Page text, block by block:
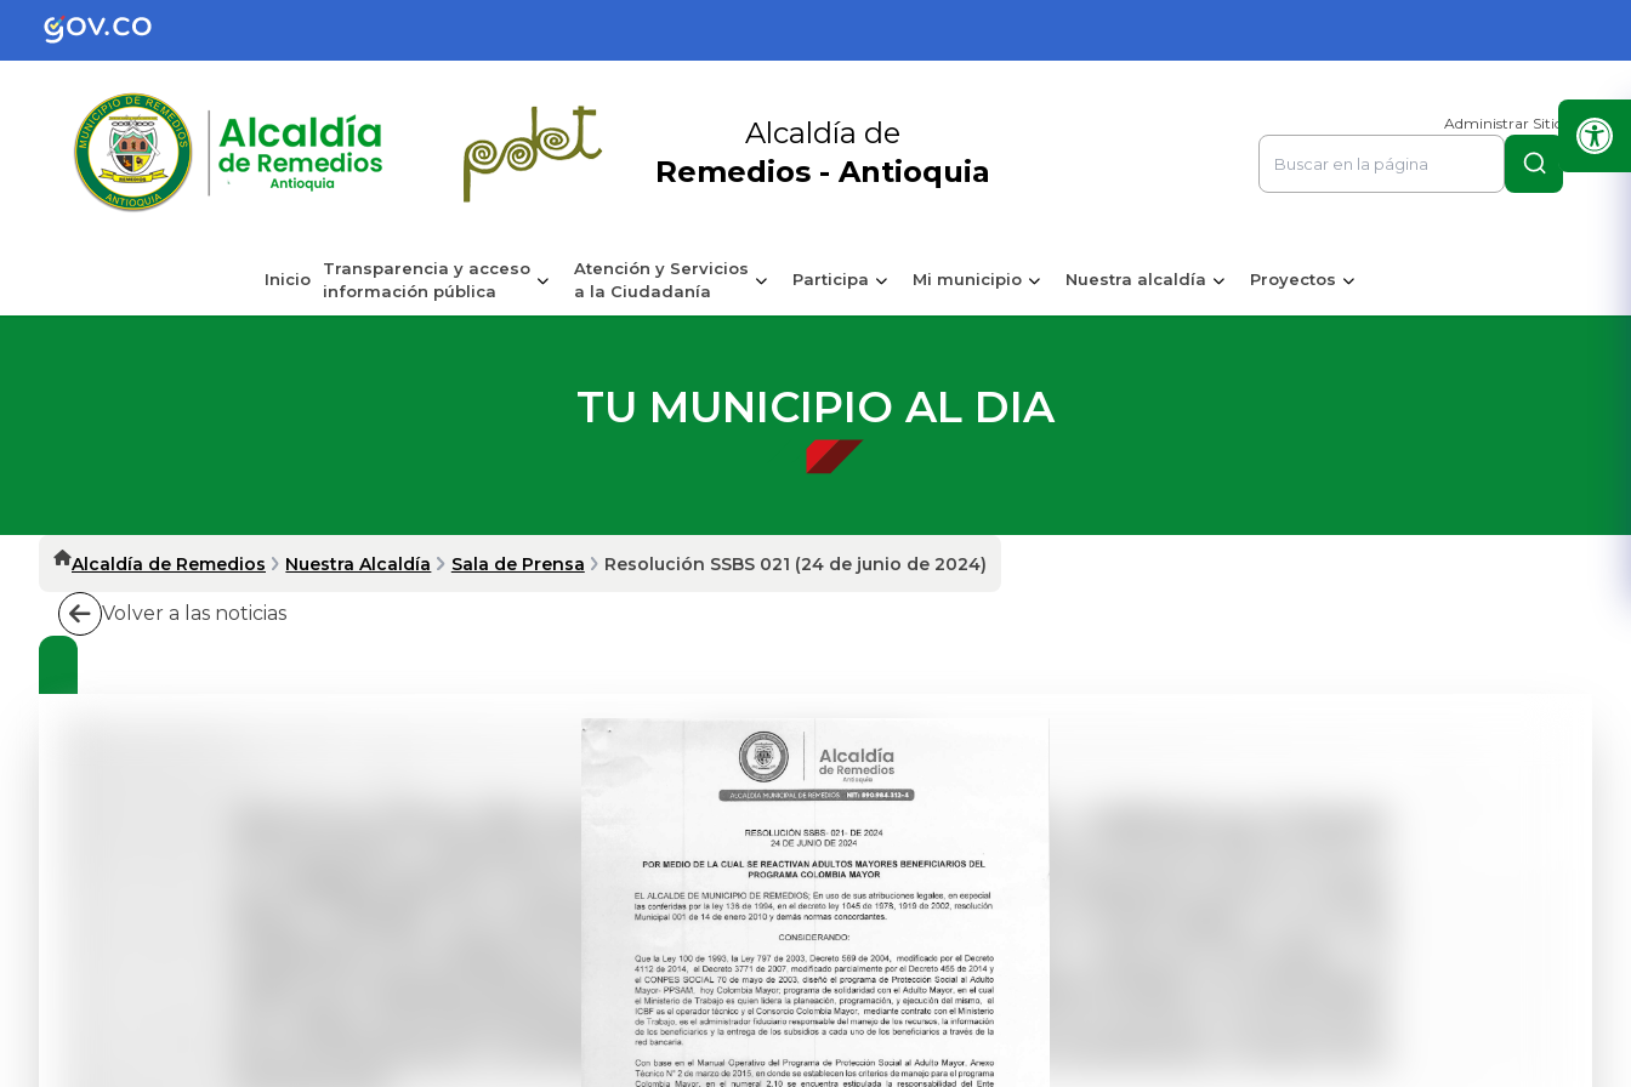
Alcaldía de
Remedios - Antioquia
Administrar Sitio
Inicio
Transparencia y acceso
información pública
Atención y Servicios
a la Ciudadanía
Participa Mi municipio Nuestra alcaldía Proyectos
TU MUNICIPIO AL DIA
Alcaldía de Remedios Nuestra Alcaldía Sala de Prensa Resolución SSBS 021 (24 de junio de 2024)
Volver a las noticias